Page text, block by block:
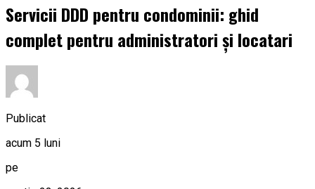
Servicii DDD pentru condominii: ghid
complet pentru administratori și locatari
Publicat
acum 5 luni
pe